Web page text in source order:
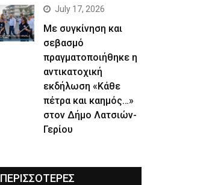
July 17, 2026
Με συγκίνηση και
σεβασμό
πραγματοποιήθηκε η
αντικατοχική
εκδήλωση «Κάθε
πέτρα και καημός…»
στον Δήμο Λατσιών-
Γερίου
ΠΕΡΙΣΣΟΤΕΡΕΣ